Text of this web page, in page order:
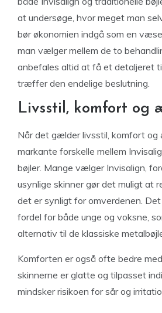
at undersøge, hvor meget man
bør økonomien indgå som en
man vælger mellem de to
anbefales altid at få et detaljeret
træffer den endelige beslutning.
Livsstil, komfort og
Når det gælder livsstil, komfort
markante forskelle mellem
bøjler. Mange vælger Invisalign,
usynlige skinner gør det muligt at
det er synligt for omverdenen.
fordel for både unge og voksne,
alternativ til de klassiske
Komforten er også ofte bedre
skinnerne er glatte og tilpasset
mindsker risikoen for sår og